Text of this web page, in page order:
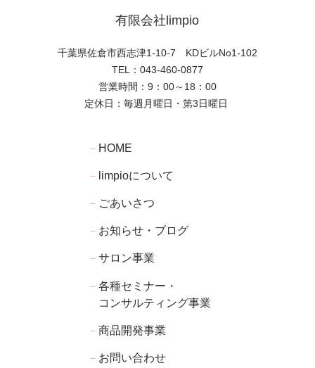
有限会社limpio
千葉県佐倉市西志津1-10-7 KDビルNo1-102
TEL： 043-460-0877
営業時間：9：00～18：00
定休日：毎週月曜日・第3日曜日
－ HOME
－ limpioについて
－ ごあいさつ
－ お知らせ・ブログ
－ サロン事業
－ 各種セミナー・
​​​​​​​コンサルティング事業
－ 商品開発事業
－ お問い合わせ